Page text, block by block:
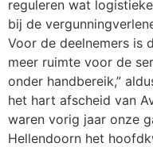
reguleren wat
bij de
Voor de deelnemers is
meer ruimte voor de
onder handbereik,”
het hart afscheid van
waren vorig jaar onze
Hellendoorn het